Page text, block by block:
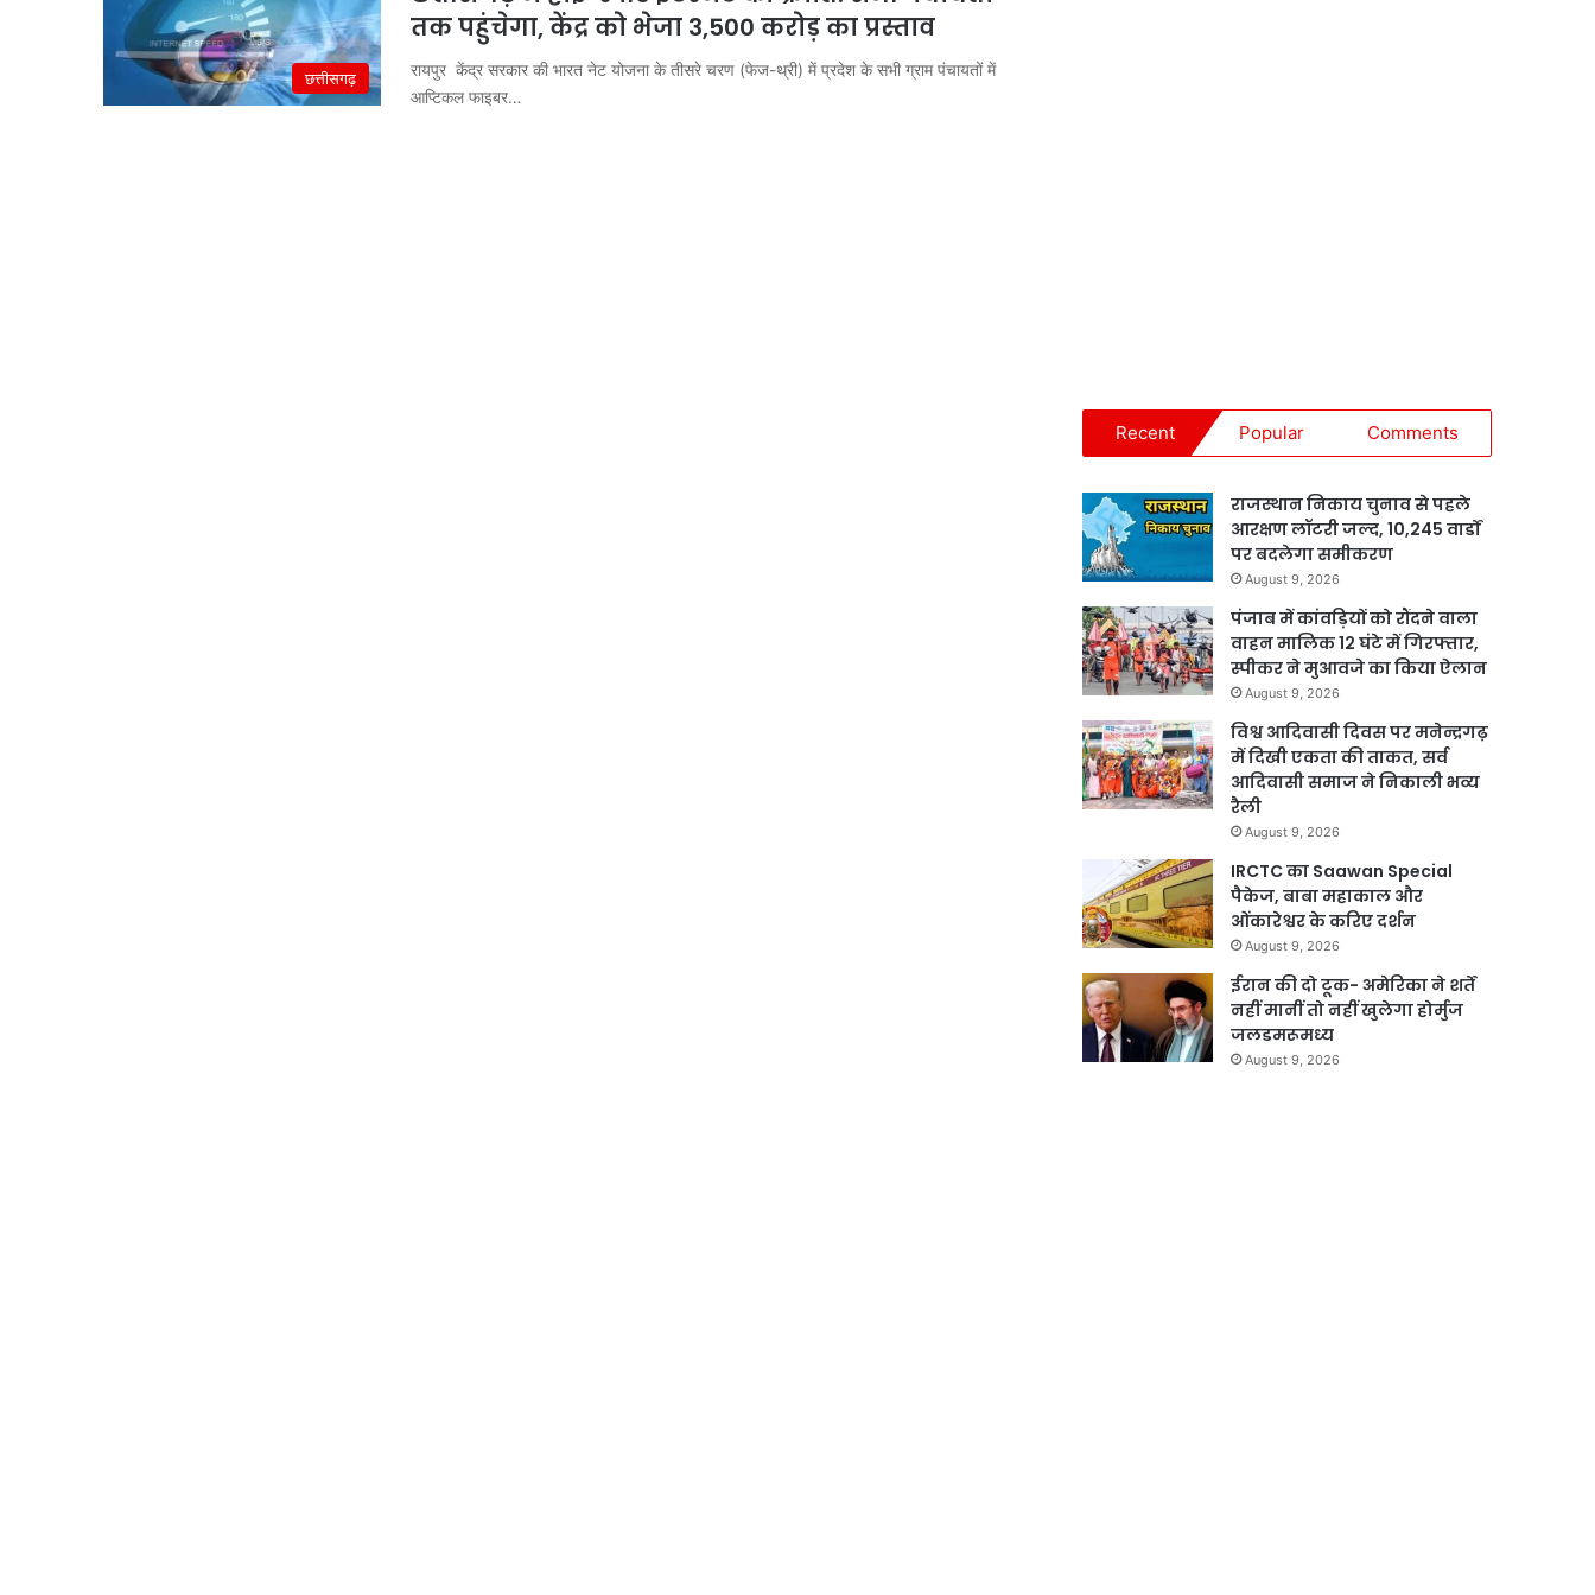
छत्तीसगढ़
तक पहुंचेगा, केंद्र को भेजा 3,500 करोड़ का प्रस्ताव
रायपुर केंद्र सरकार की भारत नेट योजना के तीसरे चरण (फेज-थ्री) में प्रदेश के सभी ग्राम पंचायतों में
आप्टिकल फाइबर…
Recent Popular Comments
राजस्थान निकाय चुनाव से पहले
आरक्षण लॉटरी जल्द, 10,245 वार्डों
पर बदलेगा समीकरण
August 9, 2026
पंजाब में कांवड़ियों को रौंदने वाला
वाहन मालिक 12 घंटे में गिरफ्तार,
स्पीकर ने मुआवजे का किया ऐलान
August 9, 2026
विश्व आदिवासी दिवस पर मनेन्द्रगढ़
में दिखी एकता की ताकत, सर्व
आदिवासी समाज ने निकाली भव्य
रैली
August 9, 2026
IRCTC का Saawan Special
पैकेज, बाबा महाकाल और
ओंकारेश्वर के करिए दर्शन
August 9, 2026
ईरान की दो टूक- अमेरिका ने शर्तें
नहीं मानीं तो नहीं खुलेगा होर्मुज
जलडमरूमध्य
August 9, 2026